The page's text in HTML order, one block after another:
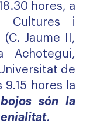
hores, a
Cultures i
Jaume II,
Achotegui,
de
9.15 hores la
són la
.